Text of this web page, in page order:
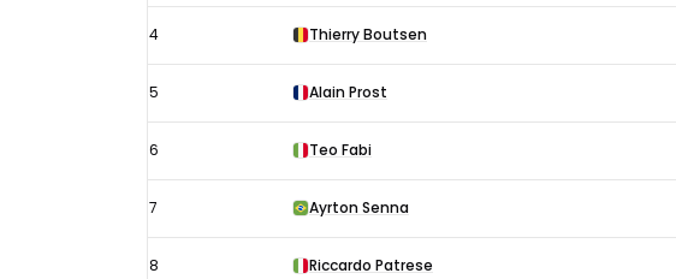
4 Thierry Boutsen
5 Alain Prost
6 Teo Fabi
7 Ayrton Senna
8 Riccardo Patrese